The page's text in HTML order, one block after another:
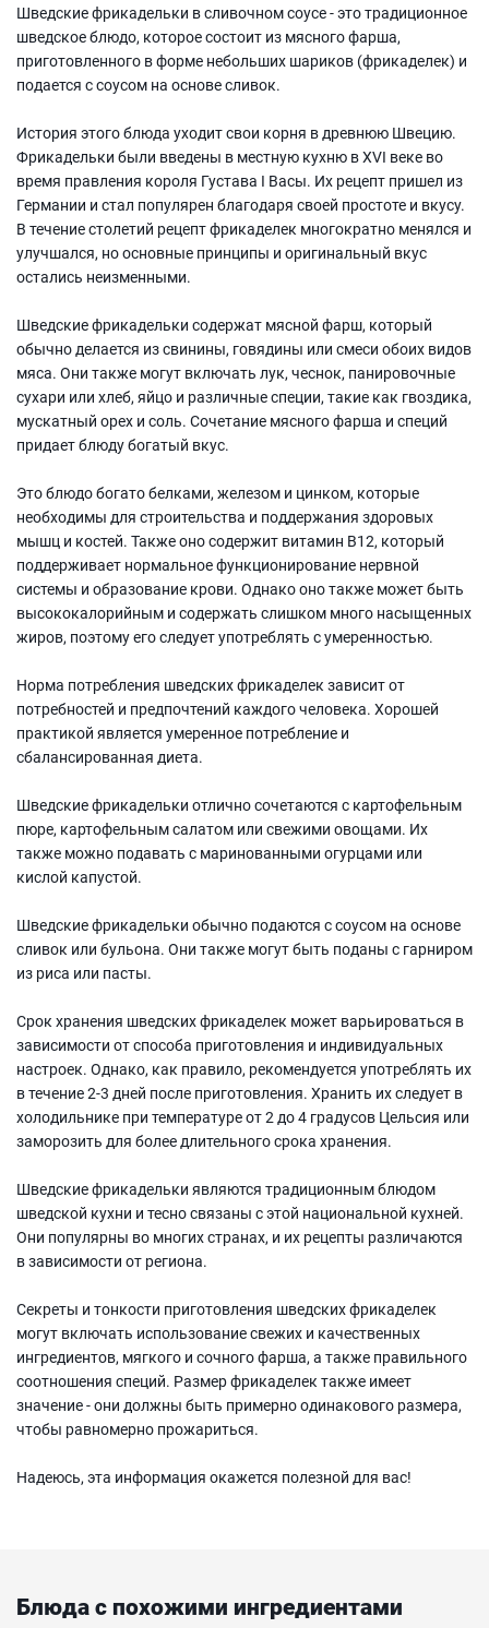
Шведские фрикадельки в сливочном соусе - это традиционное
шведское блюдо, которое состоит из мясного фарша,
приготовленного в форме небольших шариков (фрикаделек) и
подается с соусом на основе сливок.
История этого блюда уходит свои корня в древнюю Швецию.
Фрикадельки были введены в местную кухню в XVI веке во
время правления короля Густава I Васы. Их рецепт пришел из
Германии и стал популярен благодаря своей простоте и вкусу.
В течение столетий рецепт фрикаделек многократно менялся и
улучшался, но основные принципы и оригинальный вкус
остались неизменными.
Шведские фрикадельки содержат мясной фарш, который
обычно делается из свинины, говядины или смеси обоих видов
мяса. Они также могут включать лук, чеснок, панировочные
сухари или хлеб, яйцо и различные специи, такие как гвоздика,
мускатный орех и соль. Сочетание мясного фарша и специй
придает блюду богатый вкус.
Это блюдо богато белками, железом и цинком, которые
необходимы для строительства и поддержания здоровых
мышц и костей. Также оно содержит витамин В12, который
поддерживает нормальное функционирование нервной
системы и образование крови. Однако оно также может быть
высококалорийным и содержать слишком много насыщенных
жиров, поэтому его следует употреблять с умеренностью.
Норма потребления шведских фрикаделек зависит от
потребностей и предпочтений каждого человека. Хорошей
практикой является умеренное потребление и
сбалансированная диета.
Шведские фрикадельки отлично сочетаются с картофельным
пюре, картофельным салатом или свежими овощами. Их
также можно подавать с маринованными огурцами или
кислой капустой.
Шведские фрикадельки обычно подаются с соусом на основе
сливок или бульона. Они также могут быть поданы с гарниром
из риса или пасты.
Срок хранения шведских фрикаделек может варьироваться в
зависимости от способа приготовления и индивидуальных
настроек. Однако, как правило, рекомендуется употреблять их
в течение 2-3 дней после приготовления. Хранить их следует в
холодильнике при температуре от 2 до 4 градусов Цельсия или
заморозить для более длительного срока хранения.
Шведские фрикадельки являются традиционным блюдом
шведской кухни и тесно связаны с этой национальной кухней.
Они популярны во многих странах, и их рецепты различаются
в зависимости от региона.
Секреты и тонкости приготовления шведских фрикаделек
могут включать использование свежих и качественных
ингредиентов, мягкого и сочного фарша, а также правильного
соотношения специй. Размер фрикаделек также имеет
значение - они должны быть примерно одинакового размера,
чтобы равномерно прожариться.
Надеюсь, эта информация окажется полезной для вас!
Блюда с похожими ингредиентами